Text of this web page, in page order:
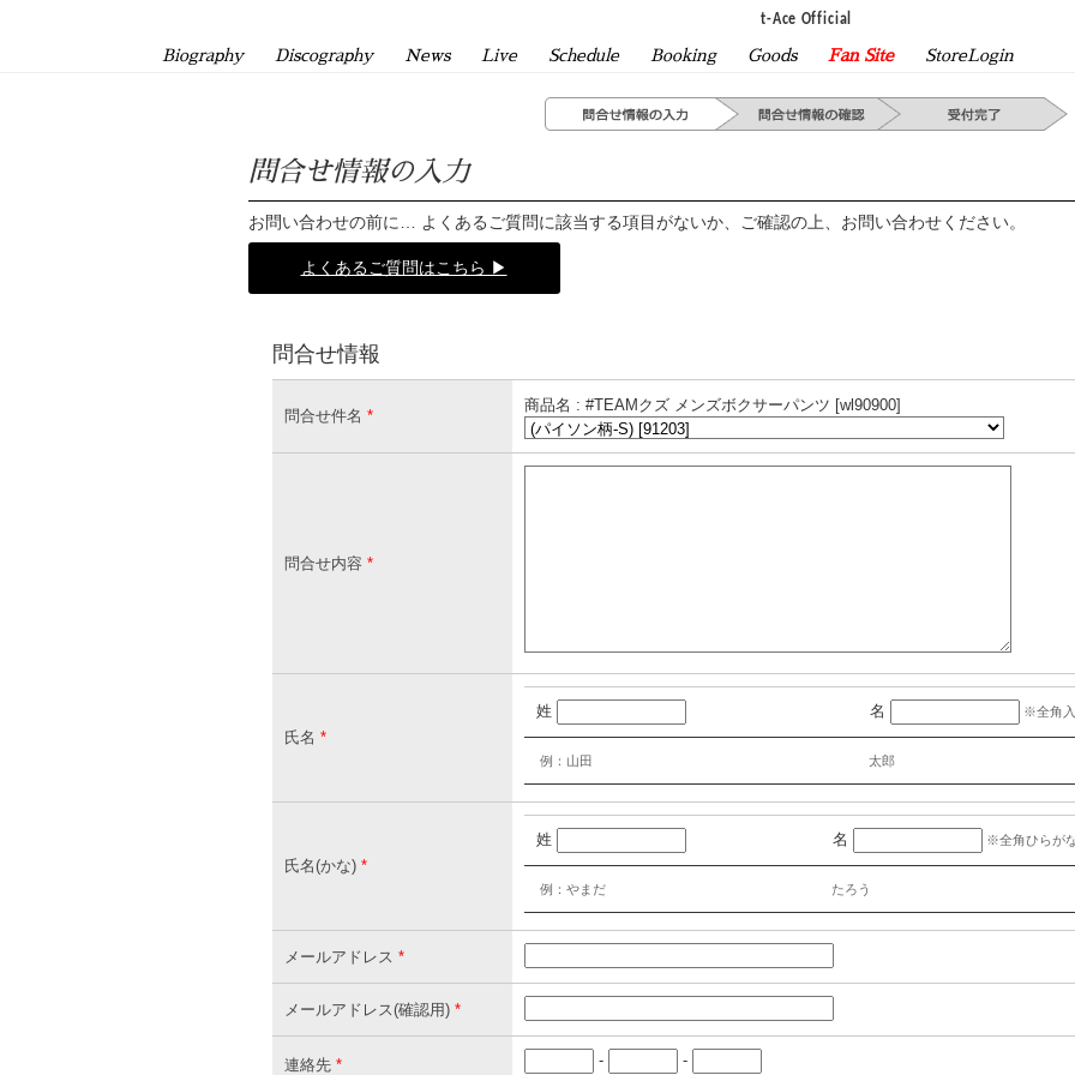
t-Ace Official
Biography Discography News Live Schedule Booking Goods Fan Site StoreLogin
問合せ情報の入力
お問い合わせの前に… よくあるご質問に該当する項目がないか、ご確認の上、お問い合わせください。
よくあるご質問はこちら ▶
問合せ情報
問合せ件名 *
商品名 : #TEAMクズ メンズボクサーパンツ [wl90900]
問合せ内容 *
氏名 *
姓 名 ※全角
例：山田 太郎
氏名(かな) *
姓 名 ※全角ひらが
例：やまだ たろう
メールアドレス *
メールアドレス(確認用) *
連絡先 * - -